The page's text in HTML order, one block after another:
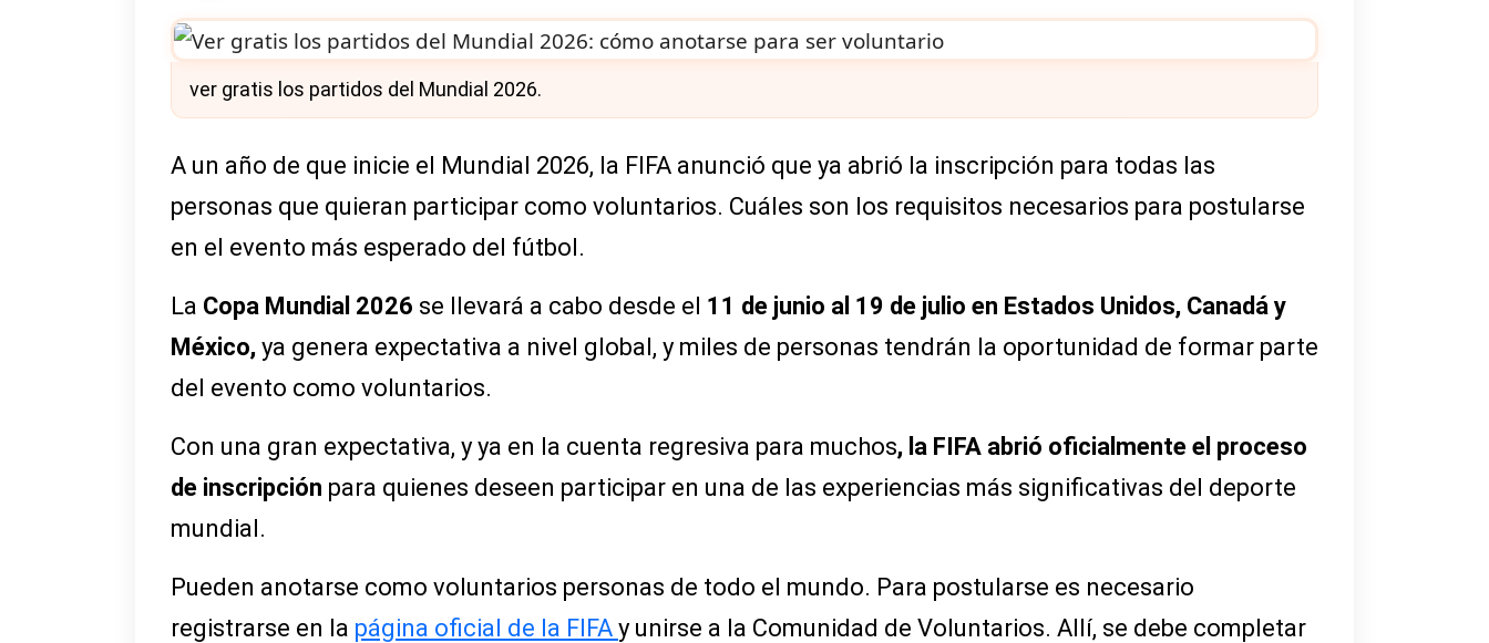
ver gratis los partidos del Mundial 2026.
A un año de que inicie el Mundial 2026, la FIFA anunció que ya abrió la inscripción para todas las
personas que quieran participar como voluntarios. Cuáles son los requisitos necesarios para postularse
en el evento más esperado del fútbol.
La Copa Mundial 2026 se llevará a cabo desde el 11 de junio al 19 de julio en Estados Unidos, Canadá y
México, ya genera expectativa a nivel global, y miles de personas tendrán la oportunidad de formar parte
del evento como voluntarios.
Con una gran expectativa, y ya en la cuenta regresiva para muchos, la FIFA abrió oficialmente el proceso
de inscripción para quienes deseen participar en una de las experiencias más significativas del deporte
mundial.
Pueden anotarse como voluntarios personas de todo el mundo. Para postularse es necesario
registrarse en la página oficial de la FIFA y unirse a la Comunidad de Voluntarios. Allí, se debe completar